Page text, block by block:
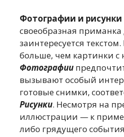
Фотографии и рисунки
своеобразная
заинтересуется
больше, чем картинки
Фотографии
вызывают особый
готовые снимки,
Рисунки. Несмотря на
иллюстрации — к
либо грядущего